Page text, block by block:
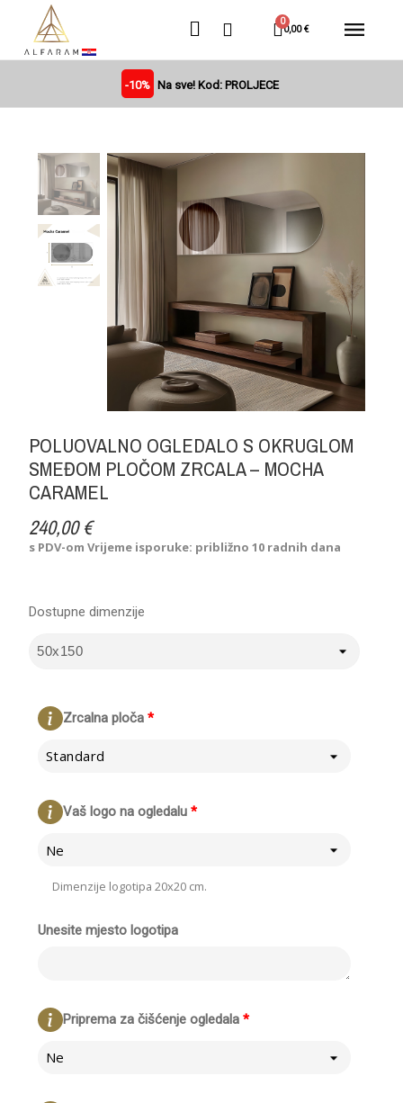
0,00 €
-10% Na sve! Kod: PROLJECE
POLUOVALNO OGLEDALO S OKRUGLOM
SMEĐOM PLOČOM ZRCALA – MOCHA
CARAMEL
240,00 €
s PDV-omVrijeme isporuke: približno 10 radnih dana
*
Zrcalna ploča
Standard
*
Vaš logo na ogledalu
Ne
Dimenzije logotipa 20x20 cm.
Unesite mjesto logotipa
*
Priprema za čišćenje ogledala
Ne
Dostupne dimenzije